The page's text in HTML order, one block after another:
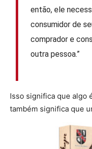
então, ele
consumidor de
comprador e
outra pessoa.”
Isso significa que algo
também significa que